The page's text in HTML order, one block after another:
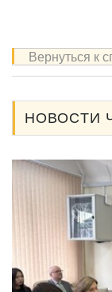
Вернуться к
НОВОСТИ